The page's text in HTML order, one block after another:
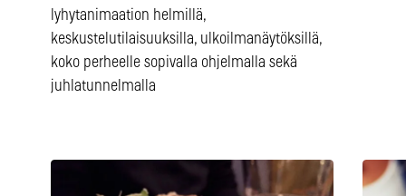
lyhytanimaation helmillä,
keskustelutilaisuuksilla, ulkoilmanäytöksillä,
koko perheelle sopivalla ohjelmalla sekä
juhlatunnelmalla